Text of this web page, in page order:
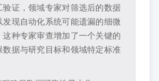
证，领域专家对筛选后的数据
现自动化系统可能遗漏的细微
这种专家审查增加了一个关键的
数据与研究目标和领域特定标准